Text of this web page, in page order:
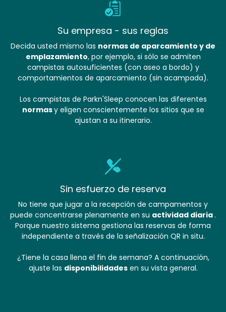
Su empresa - sus reglas
Decida usted mismo las normas de aparcamiento y de
emplazamiento, por ejemplo, si sólo se admiten
campistas autosuficientes (con aseo a bordo) y
comportamientos de aparcamiento (sin acampada).
Los campistas de Parkn'Sleep conocen las diferentes
normasy eligen conscientemente los sitios que se
ajustan a su itinerario.
Sin esfuerzo de reserva
No tiene que jugar a la recepción de campamentos y
puede concentrarse plenamente en su actividad diaria.
Porque nuestro sistema gestiona las reservas de forma
independiente a través de la señalización QR in situ.
¿Tiene la casa llena el fin de semana? A continuación,
ajuste las disponibilidadesen su vista general.